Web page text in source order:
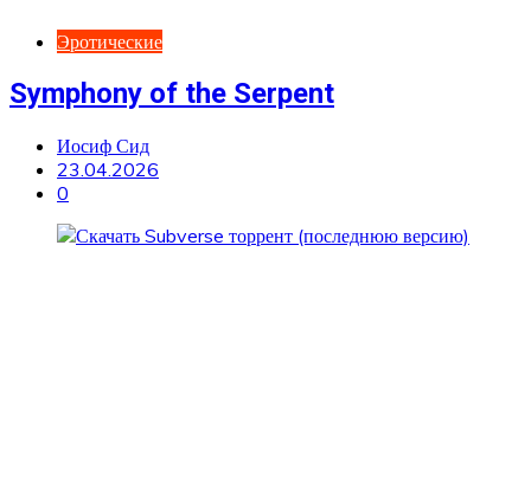
Эротические
Symphony of the Serpent
Иосиф Сид
23.04.2026
0